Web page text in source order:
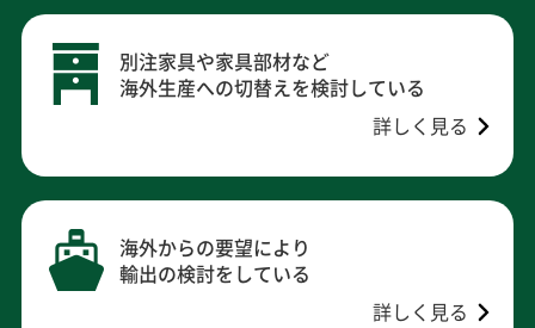
別注家具や家具部材など
海外生産への切替えを検討している
詳しく見る
海外からの要望により
輸出の検討をしている
詳しく見る